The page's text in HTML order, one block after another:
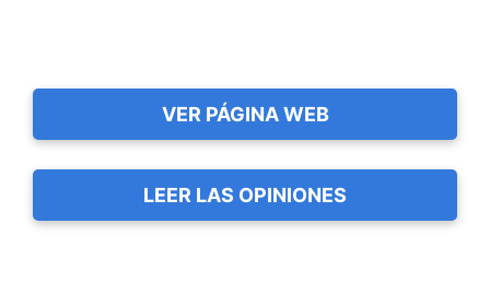
VER PÁGINA WEB
LEER LAS OPINIONES